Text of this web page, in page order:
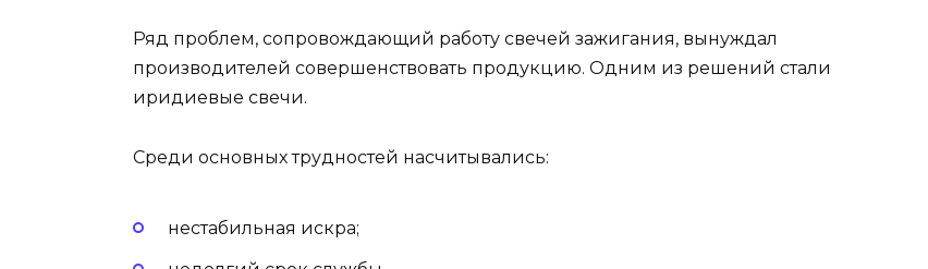
Ряд проблем, сопровождающий работу свечей зажигания, вынуждал
производителей совершенствовать продукцию. Одним из решений стали
иридиевые свечи.
Среди основных трудностей насчитывались:
нестабильная искра;